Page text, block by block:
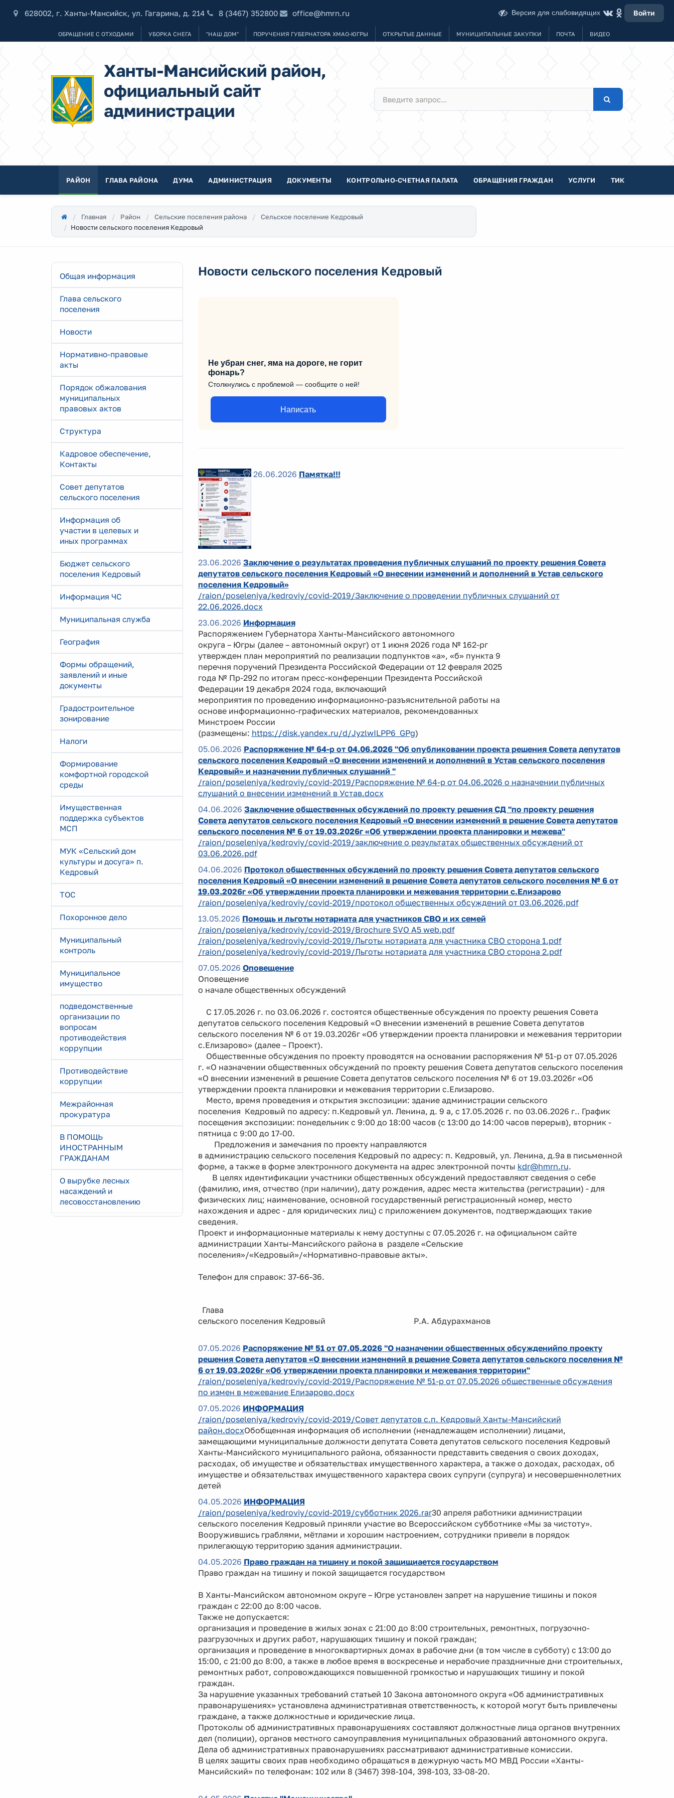
628002, г. Ханты-Мансийск, ул. Гагарина, д. 214 8 (3467) 352800 office@hmrn.ru Версия для слабовидящих Войти
ОБРАЩЕНИЕ С ОТХОДАМИ УБОРКА СНЕГА "НАШ ДОМ" ПОРУЧЕНИЯ ГУБЕРНАТОРА ХМАО-ЮГРЫ ОТКРЫТЫЕ ДАННЫЕ МУНИЦИПАЛЬНЫЕ ЗАКУПКИ ПОЧТА ВИДЕО
Ханты-Мансийский район,
официальный сайт
администрации
РАЙОН ГЛАВА РАЙОНА ДУМА АДМИНИСТРАЦИЯ ДОКУМЕНТЫ КОНТРОЛЬНО-СЧЕТНАЯ ПАЛАТА ОБРАЩЕНИЯ ГРАЖДАН УСЛУГИ ТИК
Главная Район Сельские поселения района
Сельское поселение Кедровый
Новости сельского поселения Кедровый
Общая информация
Глава сельского
поселения
Новости
Нормативно-правовые
акты
Порядок обжалования
муниципальных
правовых актов
Структура
Кадровое обеспечение,
Контакты
Совет депутатов
сельского поселения
Информация об
участии в целевых и
иных программах
Бюджет сельского
поселения Кедровый
Информация ЧС
Муниципальная служба
География
Формы обращений,
заявлений и иные
документы
Градостроительное
зонирование
Налоги
Формирование
комфортной городской
среды
Имущественная
поддержка субъектов
МСП
МУК «Сельский дом
культуры и досуга» п.
Кедровый
ТОС
Похоронное дело
Муниципальный
контроль
Муниципальное
имущество
подведомственные
организации по
вопросам
противодействия
коррупции
Противодействие
коррупции
Межрайонная
прокуратура
В ПОМОЩЬ
ИНОСТРАННЫМ
ГРАЖДАНАМ
О вырубке лесных
насаждений и
лесовосстановлению
Новости сельского поселения Кедровый
Не убран снег, яма на дороге, не горит
фонарь?
Столкнулись с проблемой — сообщите о ней!
Написать
26.06.2026 Памятка!!!
23.06.2026 Заключение о результатах проведения публичных слушаний по проекту решения Совета
депутатов сельского поселения Кедровый «О внесении изменений и дополнений в Устав сельского
поселения Кедровый»
/raion/poseleniya/kedroviy/covid-2019/Заключение о проведении публичных слушаний от
22.06.2026.docx
23.06.2026 Информация
Распоряжением Губернатора Ханты-Мансийского автономного
округа – Югры (далее – автономный округ) от 1 июня 2026 года № 162-рг
утвержден план мероприятий по реализации подпунктов «а», «б» пункта 9
перечня поручений Президента Российской Федерации от 12 февраля 2025
года № Пр-292 по итогам пресс-конференции Президента Российской
Федерации 19 декабря 2024 года, включающий
мероприятия по проведению информационно-разъяснительной работы на
основе информационно-графических материалов, рекомендованных
Минстроем России
(размещены: https://disk.yandex.ru/d/JyzlwILPP6_GPg)
05.06.2026 Распоряжение № 64-р от 04.06.2026 "Об опубликовании проекта решения Совета депутатов
сельского поселения Кедровый «О внесении изменений и дополнений в Устав сельского поселения
Кедровый» и назначении публичных слушаний "
/raion/poseleniya/kedroviy/covid-2019/Распоряжение № 64-р от 04.06.2026 о назначении публичных
слушаний о внесении изменений в Устав.docx
04.06.2026 Заключение общественных обсуждений по проекту решения СД "по проекту решения
Совета депутатов сельского поселения Кедровый «О внесении изменений в решение Совета депутатов
сельского поселения № 6 от 19.03.2026г «Об утверждении проекта планировки и межева"
/raion/poseleniya/kedroviy/covid-2019/заключение о результатах общественных обсуждений от
03.06.2026.pdf
04.06.2026 Протокол общественных обсуждений по проекту решения Совета депутатов сельского
поселения Кедровый «О внесении изменений в решение Совета депутатов сельского поселения № 6 от
19.03.2026г «Об утверждении проекта планировки и межевания территории с.Елизарово
/raion/poseleniya/kedroviy/covid-2019/протокол общественных обсуждений от 03.06.2026.pdf
13.05.2026 Помощь и льготы нотариата для участников СВО и их семей
/raion/poseleniya/kedroviy/covid-2019/Brochure SVO A5 web.pdf
/raion/poseleniya/kedroviy/covid-2019/Льготы нотариата для участника СВО сторона 1.pdf
/raion/poseleniya/kedroviy/covid-2019/Льготы нотариата для участника СВО сторона 2.pdf
07.05.2026 Оповещение
Оповещение
о начале общественных обсуждений
С 17.05.2026 г. по 03.06.2026 г. состоятся общественные обсуждения по проекту решения Совета
депутатов сельского поселения Кедровый «О внесении изменений в решение Совета депутатов
сельского поселения № 6 от 19.03.2026г «Об утверждении проекта планировки и межевания территории
с.Елизарово» (далее – Проект).
Общественные обсуждения по проекту проводятся на основании распоряжения № 51-р от 07.05.2026
г. «О назначении общественных обсуждений по проекту решения Совета депутатов сельского поселения
«О внесении изменений в решение Совета депутатов сельского поселения № 6 от 19.03.2026г «Об
утверждении проекта планировки и межевания территории с.Елизарово.
Место, время проведения и открытия экспозиции: здание администрации сельского
поселения Кедровый по адресу: п.Кедровый ул. Ленина, д. 9 а, с 17.05.2026 г. по 03.06.2026 г.. График
посещения экспозиции: понедельник с 9:00 до 18:00 часов (с 13:00 до 14:00 часов перерыв), вторник -
пятница с 9:00 до 17-00.
Предложения и замечания по проекту направляются
в администрацию сельского поселения Кедровый по адресу: п. Кедровый, ул. Ленина, д.9а в письменной
форме, а также в форме электронного документа на адрес электронной почты kdr@hmrn.ru.
В целях идентификации участники общественных обсуждений предоставляют сведения о себе
(фамилию, имя, отчество (при наличии), дату рождения, адрес места жительства (регистрации) - для
физических лиц; наименование, основной государственный регистрационный номер, место
нахождения и адрес - для юридических лиц) с приложением документов, подтверждающих такие
сведения.
Проект и информационные материалы к нему доступны с 07.05.2026 г. на официальном сайте
администрации Ханты-Мансийского района в разделе «Сельские
поселения»/«Кедровый»/«Нормативно-правовые акты».
Телефон для справок: 37-66-36.
Глава
сельского поселения Кедровый Р.А. Абдурахманов
07.05.2026 Распоряжение № 51 от 07.05.2026 "О назначении общественных обсужденийпо проекту
решения Совета депутатов «О внесении изменений в решение Совета депутатов сельского поселения №
6 от 19.03.2026г «Об утверждении проекта планировки и межевания территории"
/raion/poseleniya/kedroviy/covid-2019/Распоряжение № 51-р от 07.05.2026 общественные обсуждения
по измен в межевание Елизарово.docx
07.05.2026 ИНФОРМАЦИЯ
/raion/poseleniya/kedroviy/covid-2019/Совет депутатов с.п. Кедровый Ханты-Мансийский
район.docxОбобщенная информация об исполнении (ненадлежащем исполнении) лицами,
замещающими муниципальные должности депутата Совета депутатов сельского поселения Кедровый
Ханты-Мансийского муниципального района, обязанности представить сведения о своих доходах,
расходах, об имуществе и обязательствах имущественного характера, а также о доходах, расходах, об
имуществе и обязательствах имущественного характера своих супруги (супруга) и несовершеннолетних
детей
04.05.2026 ИНФОРМАЦИЯ
/raion/poseleniya/kedroviy/covid-2019/субботник 2026.rar30 апреля работники администрации
сельского поселения Кедровый приняли участие во Всероссийском субботнике «Мы за чистоту».
Вооружившись граблями, мётлами и хорошим настроением, сотрудники привели в порядок
прилегающую территорию здания администрации.
04.05.2026 Право граждан на тишину и покой защищиается государством
Право граждан на тишину и покой защищается государством
В Ханты-Мансийском автономном округе – Югре установлен запрет на нарушение тишины и покоя
граждан с 22:00 до 8:00 часов.
Также не допускается:
организация и проведение в жилых зонах с 21:00 до 8:00 строительных, ремонтных, погрузочно-
разгрузочных и других работ, нарушающих тишину и покой граждан;
организация и проведение в многоквартирных домах в рабочие дни (в том числе в субботу) с 13:00 до
15:00, с 21:00 до 8:00, а также в любое время в воскресенье и нерабочие праздничные дни строительных,
ремонтных работ, сопровождающихся повышенной громкостью и нарушающих тишину и покой
граждан.
За нарушение указанных требований статьей 10 Закона автономного округа «Об административных
правонарушениях» установлена административная ответственность, к которой могут быть привлечены
граждане, а также должностные и юридические лица.
Протоколы об административных правонарушениях составляют должностные лица органов внутренних
дел (полиции), органов местного самоуправления муниципальных образований автономного округа.
Дела об административных правонарушениях рассматривают административные комиссии.
В целях защиты своих прав необходимо обращаться в дежурную часть МО МВД России «Ханты-
Мансийский» по телефонам: 102 или 8 (3467) 398-104, 398-103, 33-08-20.